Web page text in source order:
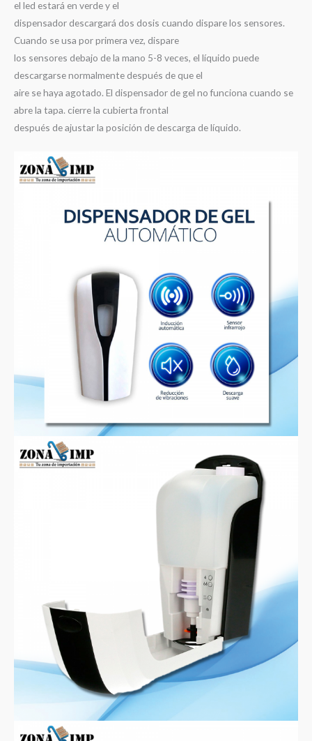
el led estará en verde y el
dispensador descargará dos dosis cuando dispare los sensores.
Cuando se usa por primera vez, dispare
los sensores debajo de la mano 5-8 veces, el líquido puede
descargarse normalmente después de que el
aire se haya agotado. El dispensador de gel no funciona cuando se
abre la tapa. cierre la cubierta frontal
después de ajustar la posición de descarga de líquido.